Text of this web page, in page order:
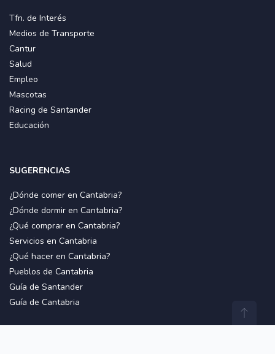
Tfn. de Interés
Medios de Transporte
Cantur
Salud
Empleo
Mascotas
Racing de Santander
Educación
SUGERENCIAS
¿Dónde comer en Cantabria?
¿Dónde dormir en Cantabria?
¿Qué comprar en Cantabria?
Servicios en Cantabria
¿Qué hacer en Cantabria?
Pueblos de Cantabria
Guía de Santander
Guía de Cantabria